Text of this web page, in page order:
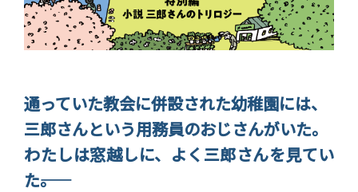
通っていた教会に併設された幼稚園には、
三郎さんという用務員のおじさんがいた。
わたしは窓越しに、よく三郎さんを見てい
た――。